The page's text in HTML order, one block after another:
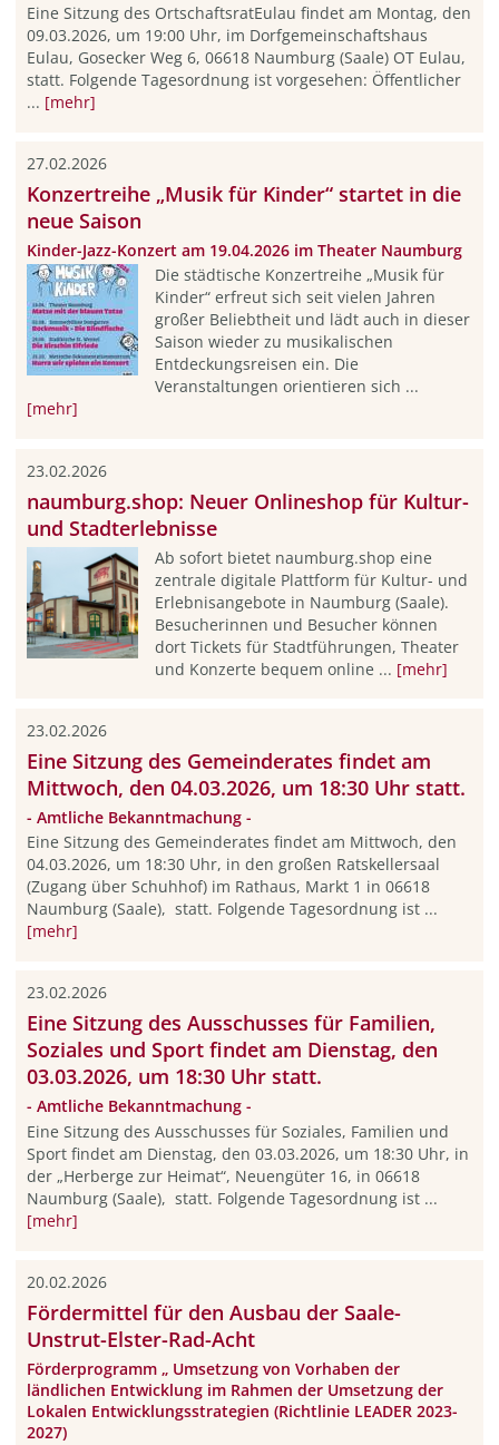
Eine Sitzung des OrtschaftsratEulau findet am Montag, den
09.03.2026, um 19:00 Uhr, im Dorfgemeinschaftshaus
Eulau, Gosecker Weg 6, 06618 Naumburg (Saale) OT Eulau,
statt. Folgende Tagesordnung ist vorgesehen: Öffentlicher
... [mehr]
27.02.2026
Konzertreihe „Musik für Kinder“ startet in die
neue Saison
Kinder-Jazz-Konzert am 19.04.2026 im Theater Naumburg
Die städtische Konzertreihe „Musik für
Kinder“ erfreut sich seit vielen Jahren
großer Beliebtheit und lädt auch in dieser
Saison wieder zu musikalischen
Entdeckungsreisen ein. Die
Veranstaltungen orientieren sich ...
[mehr]
23.02.2026
naumburg.shop: Neuer Onlineshop für Kultur-
und Stadterlebnisse
Ab sofort bietet naumburg.shop eine
zentrale digitale Plattform für Kultur- und
Erlebnisangebote in Naumburg (Saale).
Besucherinnen und Besucher können
dort Tickets für Stadtführungen, Theater
und Konzerte bequem online ... [mehr]
23.02.2026
Eine Sitzung des Gemeinderates findet am
Mittwoch, den 04.03.2026, um 18:30 Uhr statt.
- Amtliche Bekanntmachung -
Eine Sitzung des Gemeinderates findet am Mittwoch, den
04.03.2026, um 18:30 Uhr, in den großen Ratskellersaal
(Zugang über Schuhhof) im Rathaus, Markt 1 in 06618
Naumburg (Saale), statt. Folgende Tagesordnung ist ...
[mehr]
23.02.2026
Eine Sitzung des Ausschusses für Familien,
Soziales und Sport findet am Dienstag, den
03.03.2026, um 18:30 Uhr statt.
- Amtliche Bekanntmachung -
Eine Sitzung des Ausschusses für Soziales, Familien und
Sport findet am Dienstag, den 03.03.2026, um 18:30 Uhr, in
der „Herberge zur Heimat“, Neuengüter 16, in 06618
Naumburg (Saale), statt. Folgende Tagesordnung ist ...
[mehr]
20.02.2026
Fördermittel für den Ausbau der Saale-
Unstrut-Elster-Rad-Acht
Förderprogramm „ Umsetzung von Vorhaben der
ländlichen Entwicklung im Rahmen der Umsetzung der
Lokalen Entwicklungsstrategien (Richtlinie LEADER 2023-
2027)